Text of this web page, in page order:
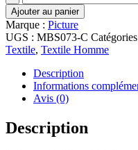
de
Boardshort
Picture
Piau
Solid
Green
Ajouter au panier
Marque : Picture
UGS : MBS073-C
Textile, Textile Homme
Description
Informations
Avis (0)
Description